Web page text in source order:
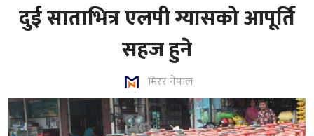
दुई साताभित्र एलपी ग्यासको आपूर्ति
सहज हुने
मिरर नेपाल